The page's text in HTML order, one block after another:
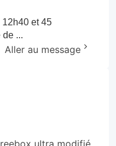
et 45
...
Aller au message
ultra modifié